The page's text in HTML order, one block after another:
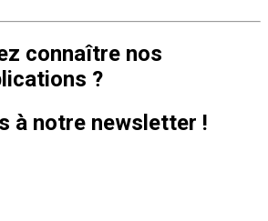
connaître nos
?
à notre newsletter !